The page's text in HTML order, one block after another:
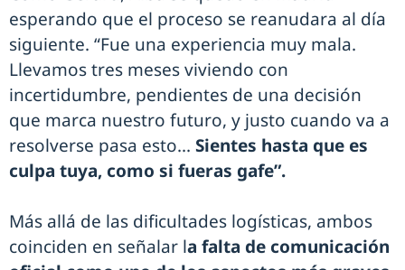
esperando que el proceso se reanudara al día
siguiente. “Fue una experiencia muy mala.
Llevamos tres meses viviendo con
incertidumbre, pendientes de una decisión
que marca nuestro futuro, y justo cuando va a
resolverse pasa esto... Sientes hasta que es
culpa tuya, como si fueras gafe”.
Más allá de las dificultades logísticas, ambos
coinciden en señalar la falta de comunicación